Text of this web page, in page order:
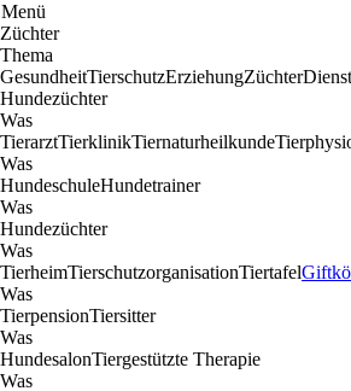
Menü
Züchter
Thema
GesundheitTierschutzErziehungZüchter
Hundezüchter
Was
TierarztTierklinikTiernaturheilkunde
Was
HundeschuleHundetrainer
Was
Hundezüchter
Was
TierheimTierschutzorganisationTiertafel
Was
TierpensionTiersitter
Was
HundesalonTiergestützte Therapie
Was